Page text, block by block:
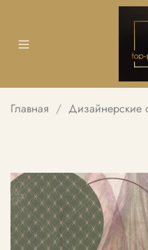
Главная Дизайнерские